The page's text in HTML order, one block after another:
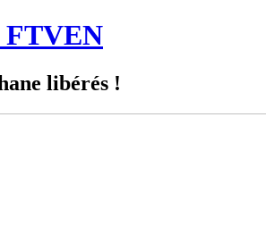
FTVEN
libérés !